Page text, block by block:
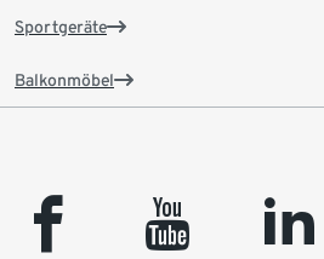
Sportgeräte
Balkonmöbel
facebook youtube linkedin